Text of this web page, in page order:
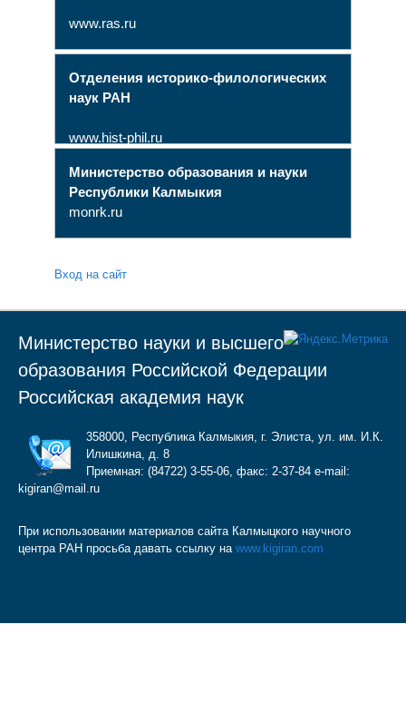
www.ras.ru
Отделения историко-филологических
наук РАН
www.hist-phil.ru
Министерство образования и науки
Республики Калмыкия
monrk.ru
Вход на сайт
Министерство науки и высшего
образования Российской Федерации
Российская академия наук
358000, Республика Калмыкия, г. Элиста, ул. им. И.К.
Илишкина, д. 8
Приемная: (84722) 3-55-06, факс: 2-37-84 e-mail:
kigiran@mail.ru
При использовании материалов сайта Калмыцкого научного
центра РАН просьба давать ссылку на www.kigiran.com